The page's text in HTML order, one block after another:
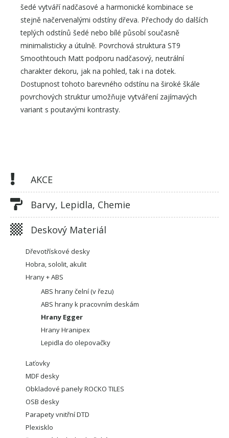
AKCE
Barvy, Lepidla, Chemie
Deskový Materiál
Dřevotřískové desky
Hobra, sololit, akulit
Hrany + ABS
ABS hrany čelní (v řezu)
ABS hrany k pracovním deskám
Hrany Egger
Hrany Hranipex
Lepidla do olepovačky
Laťovky
MDF desky
Obkladové panely ROCKO TILES
OSB desky
Parapety vnitřní DTD
Plexisklo
šedé vytváří nadčasové a harmonické kombinace se
stejně načervenalými odstíny dřeva. Přechody do dalších
teplých odstínů šedé nebo bílé působí současně
minimalisticky a útulně. Povrchová struktura ST9
Smoothtouch Matt podporu nadčasový, neutrální
charakter dekoru, jak na pohled, tak i na dotek.
Dostupnost tohoto barevného odstínu na široké škále
povrchových struktur umožňuje vytváření zajímavých
variant s poutavými kontrasty.